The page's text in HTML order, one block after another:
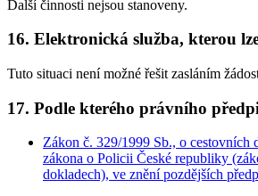
Další činnosti nejsou stanoveny.
16. Elektronická služba, kterou
Tuto situaci není možné řešit zasláním
17. Podle kterého právního
Zákon č. 329/1999 Sb., o cestovních
zákona o Policii České republiky
dokladech), ve znění pozdějších